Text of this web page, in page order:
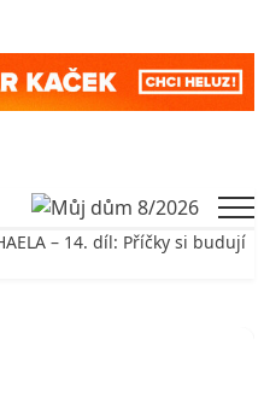
– 14. díl: Příčky si budují